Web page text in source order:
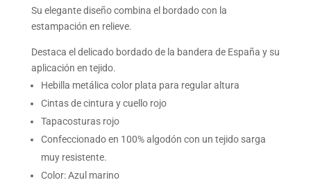
Su elegante diseño combina el bordado con la
estampación en relieve.
Destaca el delicado bordado de la bandera de España y su
aplicación en tejido.
Hebilla metálica color plata para regular altura
Cintas de cintura y cuello rojo
Tapacosturas rojo
Confeccionado en 100% algodón con un tejido sarga
muy resistente.
Color: Azul marino